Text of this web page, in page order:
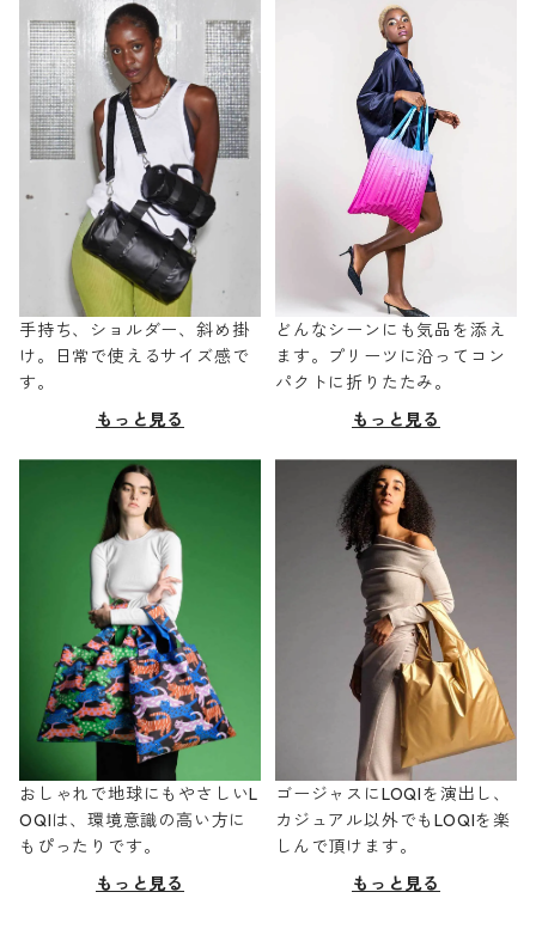
手持ち、ショルダー、斜め掛
け。日常で使えるサイズ感で
す。
もっと見る
どんなシーンにも気品を添え
ます。プリーツに沿ってコン
パクトに折りたたみ。
もっと見る
おしゃれで地球にもやさしいL
OQIは、環境意識の高い方に
もぴったりです。
もっと見る
ゴージャスにLOQIを演出し、
カジュアル以外でもLOQIを楽
しんで頂けます。
もっと見る